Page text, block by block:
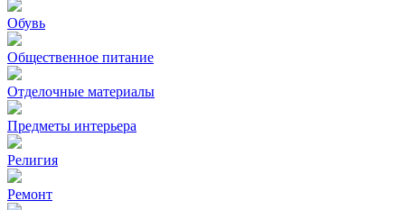
Обувь
Общественное питание
Отделочные материалы
Предметы интерьера
Религия
Ремонт